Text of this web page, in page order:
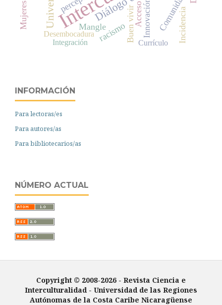
Acceso
Buen vivir Comunidad
Mangle Incidencia
Innovación
racismo
Desembocadura
Integración Currículo
INFORMACIÓN
Para lectoras/es
Para autores/as
Para bibliotecarios/as
NÚMERO ACTUAL
Copyright © 2008-2026 - Revista Ciencia e
Interculturalidad - Universidad de las Regiones
Autónomas de la Costa Caribe Nicaragüense